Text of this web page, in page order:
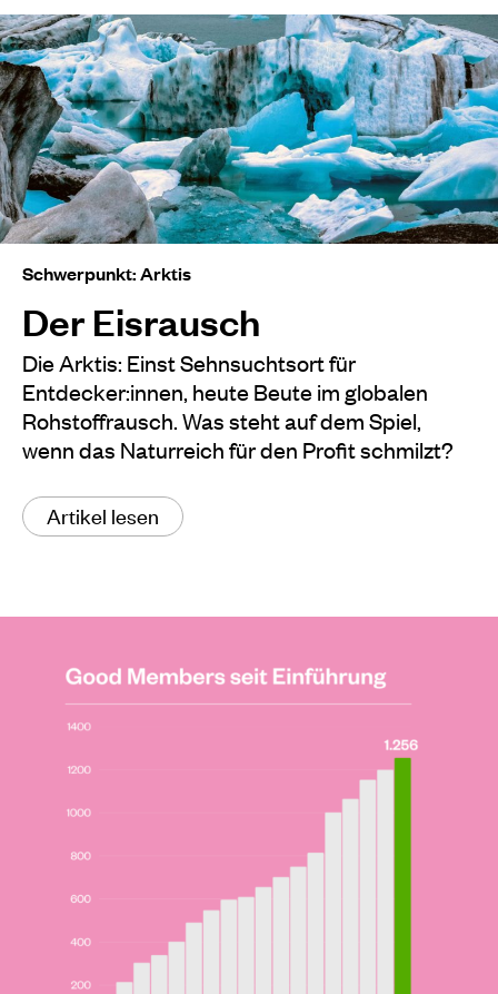
Schwerpunkt: Arktis
Der Eisrausch
Die Arktis: Einst Sehnsuchtsort für
Entdecker:innen, heute Beute im globalen
Rohstoffrausch. Was steht auf dem Spiel,
wenn das Naturreich für den Profit schmilzt?
Artikel lesen